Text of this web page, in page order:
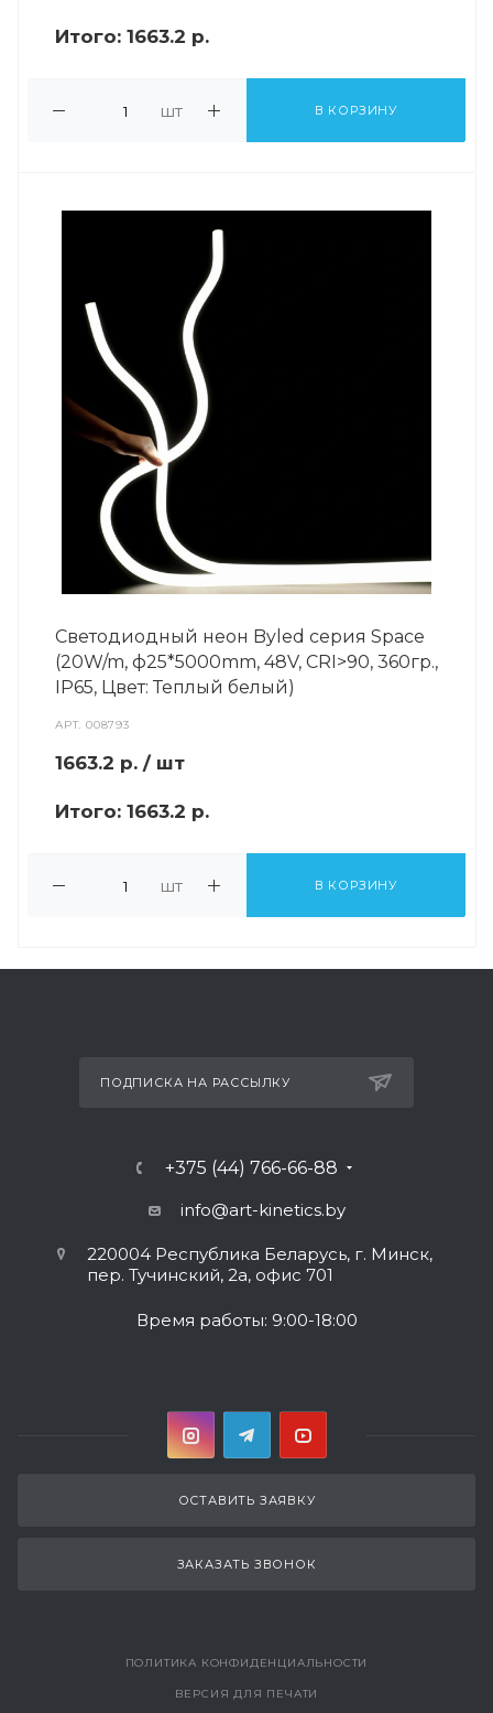
Итого: 1663.2 р.
шт В КОРЗИНУ
Светодиодный неон Byled серия Space
(20W/m, ф25*5000mm, 48V, CRI>90, 360гр.,
IP65, Цвет: Теплый белый)
АРТ.008793
1663.2 р. / шт
Итого: 1663.2 р.
шт В КОРЗИНУ
ПОДПИСКА НА РАССЫЛКУ
+375 (44) 766-66-88
info@art-kinetics.by
220004 Республика Беларусь, г. Минск,
пер. Тучинский, 2а, офис 701
Время работы: 9:00-18:00
ОСТАВИТЬ ЗАЯВКУ
ЗАКАЗАТЬ ЗВОНОК
ПОЛИТИКА КОНФИДЕНЦИАЛЬНОСТИ
ВЕРСИЯ ДЛЯ ПЕЧАТИ